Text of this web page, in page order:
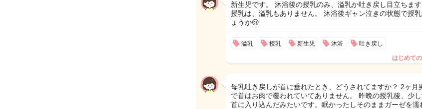
新生児です。 沐浴後の授乳のみ、溢乳か吐き戻し目立ちま
授乳は、溢乳もありません。 沐浴後ギャン泣きの状態で授
ょうか😢
溢乳 授乳 新生児 沐浴 吐き戻し
はじめて
母乳吐き戻しが首に垂れたとき、どうされてますか？ 2ヶ月
で首はお肉で覆われていてありません。 昨晩の授乳後、少し
首に入り込んだみたいです。眠かったしそのままガーゼを濡